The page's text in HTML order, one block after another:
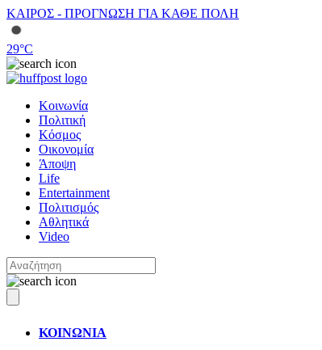
ΚΑΙΡΟΣ - ΠΡΟΓΝΩΣΗ ΓΙΑ ΚΑΘΕ ΠΟΛΗ
29°C
Κοινωνία
Πολιτική
Κόσμος
Οικονομία
Άποψη
Life
Entertainment
Πολιτισμός
Αθλητικά
Video
ΚΟΙΝΩΝΙΑ